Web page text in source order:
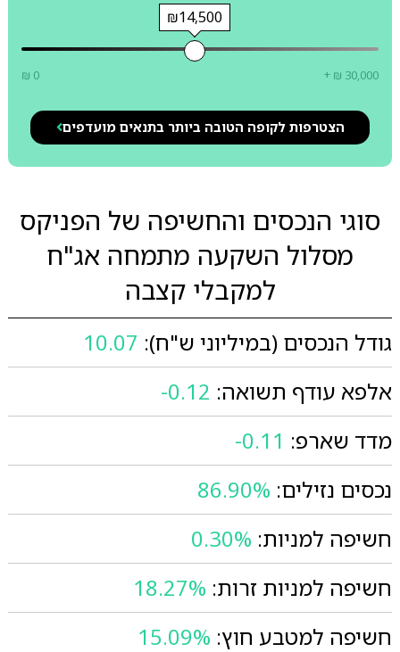
₪14,500
₪ 0 + ₪ 30,000
הצטרפות לקופה הטובה ביותר בתנאים מועדפים
סוגי הנכסים והחשיפה של הפניקס
מסלול השקעה מתמחה אג"ח
למקבלי קצבה
גודל הנכסים (במיליוני ש"ח): 10.07
אלפא עודף תשואה: -0.12
מדד שארפ: -0.11
נכסים נזילים: 86.90%
חשיפה למניות: 0.30%
חשיפה למניות זרות: 18.27%
חשיפה למטבע חוץ: 15.09%